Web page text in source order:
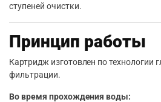
ступеней очистки.
Принцип работы
Картридж изготовлен по технологии
фильтрации.
Во время прохождения воды: